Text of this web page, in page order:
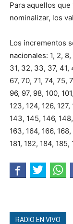
Para aquellos
nominalizar, los
Los incrementos
nacionales: 1, 2, 8,
31, 32, 33, 37, 41,
67, 70, 71, 74, 75,
96, 97, 98, 100,
123, 124, 126,
143, 145, 146,
163, 164, 166,
181, 182, 184,
RADIO EN VIVO